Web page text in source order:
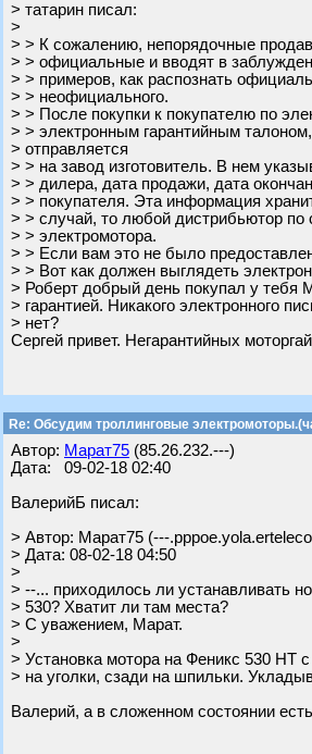
> татарин писал:
>
> > К сожалению, непорядочные
> > официальные и вводят в
> > примеров, как распознать
> > неофициального.
> > После покупки к покупателю по
> > электронным гарантийным
> отправляется
> > на завод изготовитель. В нем
> > дилера, дата продажи, дата
> > покупателя. Эта информация
> > случай, то любой дистрибьютор
> > электромотора.
> > Если вам это не было
> > Вот как должен выглядеть
> Роберт добрый день покупал у тебя
> гарантией. Никакого электронного
> нет?
Сергей привет. Негарантийных
Re: Обсудим троллинговые
Автор: Марат75 (85.26.232.---)
Дата: 09-02-18 02:40
ВалерийБ писал:
> Автор: Марат75 (---
> Дата: 08-02-18 04:50
>
> --... приходилось ли устанавливать
> 530? Хватит ли там места?
> С уважением, Марат.
>
> Установка мотора на Феникс 530 НТ
> на уголки, сзади на шпильки.
Валерий, а в сложенном состоянии